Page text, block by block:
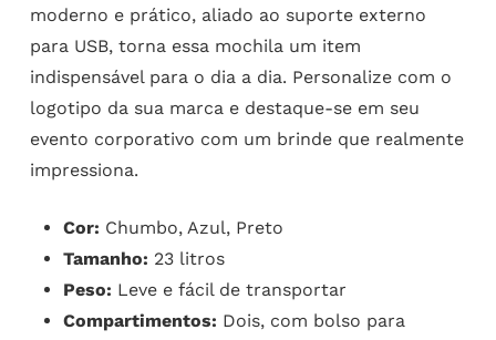
moderno e prático, aliado ao suporte externo
para USB, torna essa mochila um item
indispensável para o dia a dia. Personalize com o
logotipo da sua marca e destaque-se em seu
evento corporativo com um brinde que realmente
impressiona.
Cor: Chumbo, Azul, Preto
Tamanho: 23 litros
Peso: Leve e fácil de transportar
Compartimentos: Dois, com bolso para